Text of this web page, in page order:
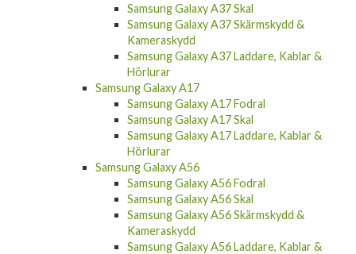
Samsung Galaxy A37 Skal
Samsung Galaxy A37 Skärmskydd &
Kameraskydd
Samsung Galaxy A37 Laddare, Kablar &
Hörlurar
Samsung Galaxy A17
Samsung Galaxy A17 Fodral
Samsung Galaxy A17 Skal
Samsung Galaxy A17 Laddare, Kablar &
Hörlurar
Samsung Galaxy A56
Samsung Galaxy A56 Fodral
Samsung Galaxy A56 Skal
Samsung Galaxy A56 Skärmskydd &
Kameraskydd
Samsung Galaxy A56 Laddare, Kablar &